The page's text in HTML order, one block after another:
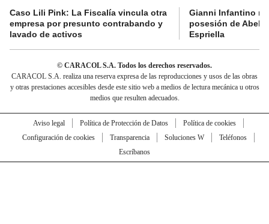
Caso Lili Pink: La Fiscalía vincula otra
empresa por presunto contrabando y
lavado de activos
Gianni Infantino
posesión de
Espriella
© CARACOL S.A. Todos los derechos reservados.
CARACOL S.A. realiza una reserva expresa de las reproducciones y usos de las obras
y otras prestaciones accesibles desde este sitio web a medios de lectura mecánica u otros
medios que resulten adecuados.
Aviso legal Política de Protección de Datos
Política de cookies
Configuración de cookies
Transparencia Soluciones W
Teléfonos
Escríbanos